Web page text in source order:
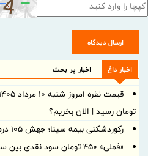
ارسال دیدگاه
اخبار داغ اخبار پر بحث
تومان رسید | الان بخریم؟
رکوردشکنی بیمه سینا؛ جهش 105 درصدی درآمد در بهار 1405
«فملی» ۴۵۰ تومان سود